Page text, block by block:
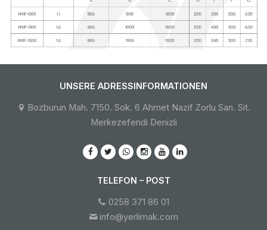
UNSERE ADRESSINFORMATIONEN
Bozburun Mah. 7150. Sok. 6 Ahmet Nazif Zorlu San. Sit.
Merkezefendi Denizli
TELEFON – POST
0258 371 86 01
info@yerlimak.com